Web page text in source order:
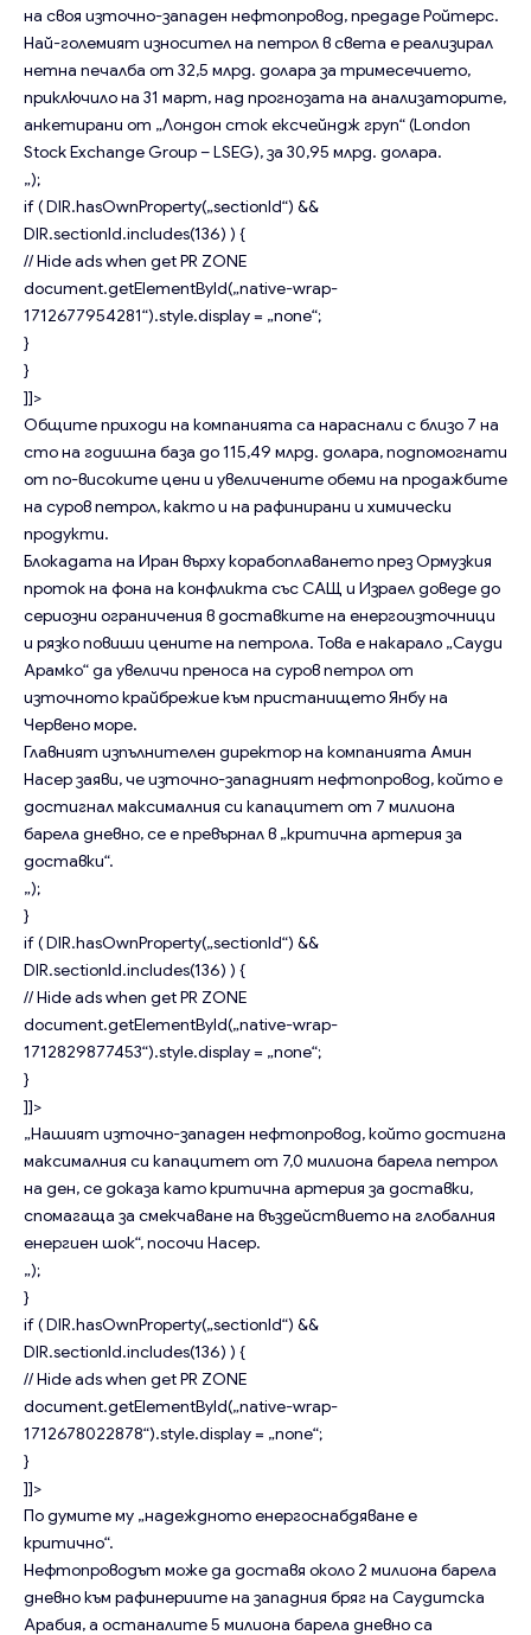
на своя източно-западен нефтопровод, предаде Ройтерс.
Най-големият износител на петрол в света е реализирал
нетна печалба от 32,5 млрд. долара за тримесечието,
приключило на 31 март, над прогнозата на анализаторите,
анкетирани от „Лондон сток ексчейндж груп“ (London
Stock Exchange Group – LSEG), за 30,95 млрд. долара.
„);
if ( DIR.hasOwnProperty(„sectionId“) &&
DIR.sectionId.includes(136) ) {
// Hide ads when get PR ZONE
document.getElementById(„native-wrap-
1712677954281“).style.display = „none“;
}
}
]]>
Общите приходи на компанията са нараснали с близо 7 на
сто на годишна база до 115,49 млрд. долара, подпомогнати
от по-високите цени и увеличените обеми на продажбите
на суров петрол, както и на рафинирани и химически
продукти.
Блокадата на Иран върху корабоплаването през Ормузкия
проток на фона на конфликта със САЩ и Израел доведе до
сериозни ограничения в доставките на енергоизточници
и рязко повиши цените на петрола. Това е накарало „Сауди
Арамко“ да увеличи преноса на суров петрол от
източното крайбрежие към пристанището Янбу на
Червено море.
Главният изпълнителен директор на компанията Амин
Насер заяви, че източно-западният нефтопровод, който е
достигнал максималния си капацитет от 7 милиона
барела дневно, се е превърнал в „критична артерия за
доставки“.
„);
}
if ( DIR.hasOwnProperty(„sectionId“) &&
DIR.sectionId.includes(136) ) {
// Hide ads when get PR ZONE
document.getElementById(„native-wrap-
1712829877453“).style.display = „none“;
}
]]>
„Нашият източно-западен нефтопровод, който достигна
максималния си капацитет от 7,0 милиона барела петрол
на ден, се доказа като критична артерия за доставки,
спомагаща за смекчаване на въздействието на глобалния
енергиен шок“, посочи Насер.
„);
}
if ( DIR.hasOwnProperty(„sectionId“) &&
DIR.sectionId.includes(136) ) {
// Hide ads when get PR ZONE
document.getElementById(„native-wrap-
1712678022878“).style.display = „none“;
}
]]>
По думите му „надеждното енергоснабдяване е
критично“.
Нефтопроводът може да доставя около 2 милиона барела
дневно към рафинериите на западния бряг на Саудитска
Арабия, а останалите 5 милиона барела дневно са